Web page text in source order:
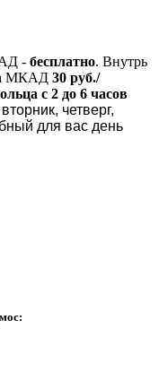
- бесплатно. Внутрь
МКАД 30 руб./
с 2 до 6 часов
четверг,
для вас день